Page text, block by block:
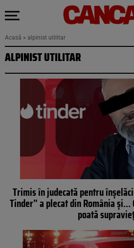
Acasă » alpinist utilitar
ALPINIST UTILITAR
Trimis în judecată pentru
Tinder” a plecat din România și…
poată